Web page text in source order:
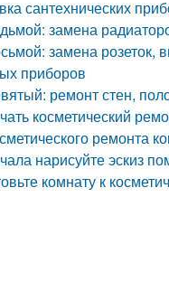
сантехнических
замена
замена розеток,
приборов
ремонт стен,
косметический
ремонта
нарисуйте эскиз
комнату к